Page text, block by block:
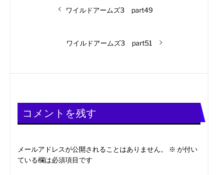
ビ
ー
ョ
前
稿:
ワイルドアームズ3 part49
次
稿:
ワイルドアームズ3 part51
コメントを残す
メールアドレスが公開されることはありません。 ※ が付い
ている欄は必須項目です